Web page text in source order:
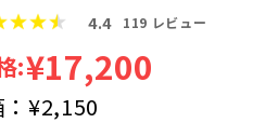
4.4 119 レビュー
:¥17,200
¥2,150